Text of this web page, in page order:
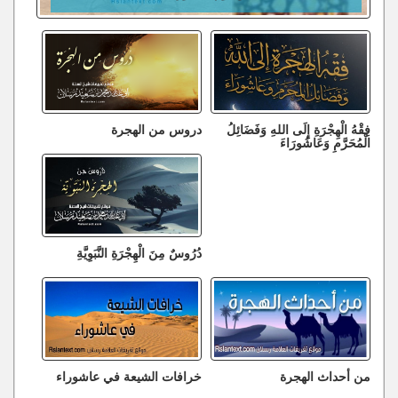
فِقْهُ الْهِجْرَةِ إِلَى اللهِ وَفَضَائِلُ
الْمُحَرَّمِ وَعَاشُورَاءَ
دروس من الهجرة
دُرُوسٌ مِنَ الْهِجْرَةِ النَّبَوِيَّةِ
من أحداث الهجرة خرافات الشيعة في عاشوراء